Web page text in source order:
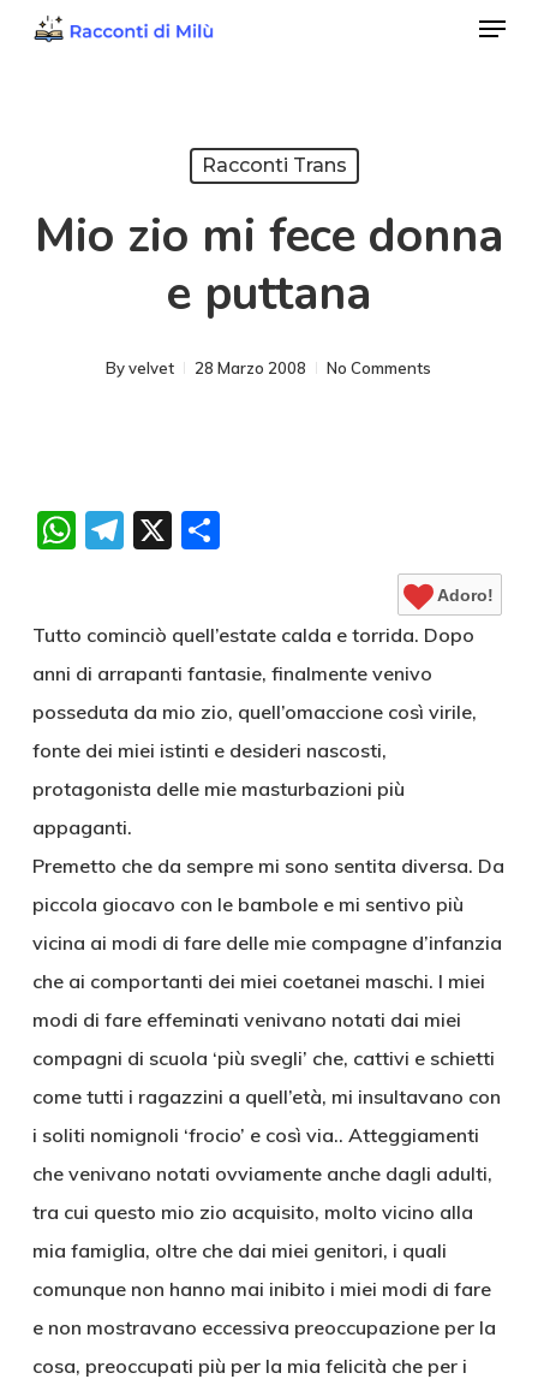
Menu
Racconti Trans
Mio zio mi fece donna
e puttana
By velvet 28 Marzo 2008 No Comments
WhatsApp
Telegram
X Condividi
Adoro!
Tutto cominciò quell’estate calda e torrida. Dopo
anni di arrapanti fantasie, finalmente venivo
posseduta da mio zio, quell’omaccione così virile,
fonte dei miei istinti e desideri nascosti,
protagonista delle mie masturbazioni più
appaganti.
Premetto che da sempre mi sono sentita diversa. Da
piccola giocavo con le bambole e mi sentivo più
vicina ai modi di fare delle mie compagne d’infanzia
che ai comportanti dei miei coetanei maschi. I miei
modi di fare effeminati venivano notati dai miei
compagni di scuola ‘più svegli’ che, cattivi e schietti
come tutti i ragazzini a quell’età, mi insultavano con
i soliti nomignoli ‘frocio’ e così via.. Atteggiamenti
che venivano notati ovviamente anche dagli adulti,
tra cui questo mio zio acquisito, molto vicino alla
mia famiglia, oltre che dai miei genitori, i quali
comunque non hanno mai inibito i miei modi di fare
e non mostravano eccessiva preoccupazione per la
cosa, preoccupati più per la mia felicità che per i